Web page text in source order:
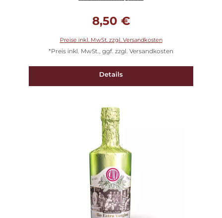
8,50 €
Preise inkl. MwSt. zzgl. Versandkosten
*Preis inkl. MwSt., ggf. zzgl. Versandkosten
Details